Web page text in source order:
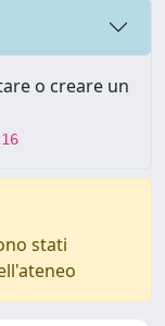
o creare un
stati